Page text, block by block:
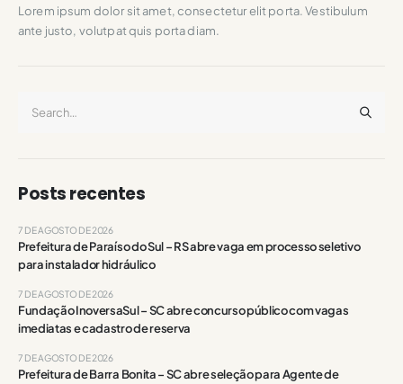
Lorem ipsum dolor sit amet, consectetur elit porta. Vestibulum
ante justo, volutpat quis porta diam.
Posts recentes
Prefeitura de Paraíso do Sul – RS abre vaga em processo seletivo
para instalador hidráulico
7 DE AGOSTO DE 2026
Fundação InoversaSul – SC abre concurso público com vagas
imediatas e cadastro de reserva
7 DE AGOSTO DE 2026
Prefeitura de Barra Bonita – SC abre seleção para Agente de
7 DE AGOSTO DE 2026